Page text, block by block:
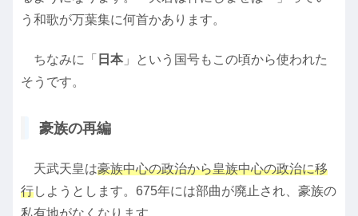
う和歌が万葉集に何首かあります。
ちなみに「 日本」という国号もこの頃から使われた
そうです。
豪族の再編
天武天皇は豪族中心の政治から皇族中心の政治に移
行しようとします。675年には部曲が廃止され、豪族の
私有地がなくなります。